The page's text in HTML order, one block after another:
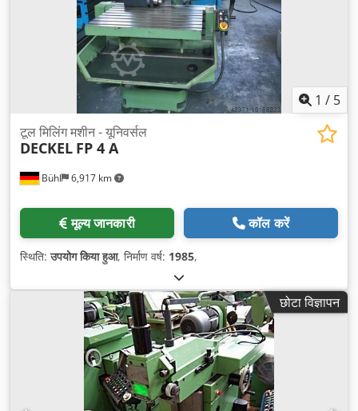
1 / 5
Bühl 6,917 km
टूल मिलिंग मशीन - यूनिवर्सल
DECKEL FP 4 A
मूल्य जानकारी कॉल करें
स्थिति:उपयोग किया हुआ, निर्माण वर्ष: 1985,
छोटा विज्ञापन